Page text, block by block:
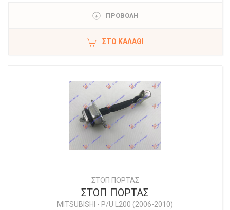
ΠΡΟΒΟΛΗ
ΣΤΟ ΚΑΛΆΘΙ
ΣΤΟΠ ΠΟΡΤΑΣ
ΣΤΟΠ ΠΟΡΤΑΣ
MITSUBISHI - P/U L200 (2006-2010)